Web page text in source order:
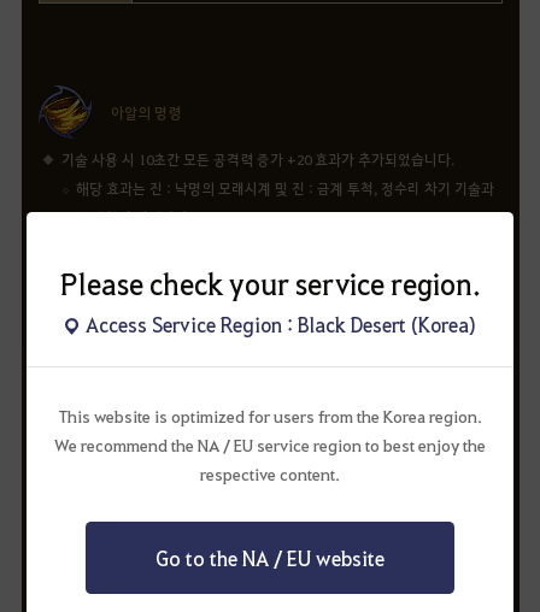
Please check your service region.
Access Service Region : Black Desert (Korea)
This website is optimized for users from the Korea region.
We recommend the NA / EU service region to best enjoy the
respective content.
Go to the NA / EU website
아알의 명령
기술 사용 시 10초간 모든 공격력 증가 +20 효과가 추가되었습니다.
해당 효과는 진 : 낙명의 모래시계 및 진 : 금계 투척, 정수리 차기 기술과
동일한 효과입니다.
다음 기술의 PvE 피해량이 변경되었습니다.
변경 전 변경 후
진 : 낙명의 모래시계
PvP 피해 적용 비율 :
49.98%
PvP 피해 적용 비율 :
42.77%
타격 피해 3360% x 2
폭발 타격 피해 3473%
x 2
폭발 타격 피해 3894%